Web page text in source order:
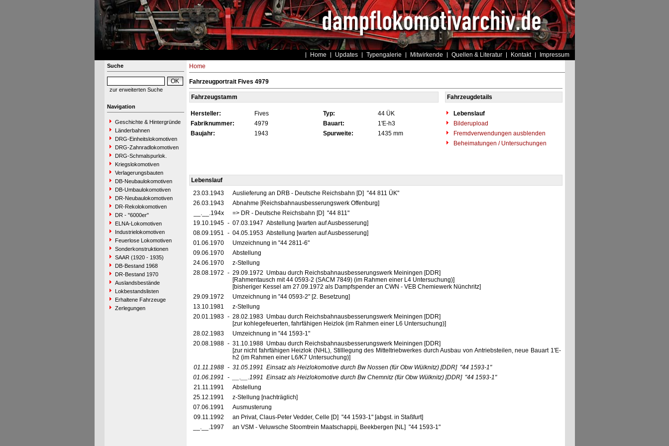
Home Updates Typengalerie Mitwirkende Quellen & Literatur Kontakt Impressum
Suche
zur erweiterten Suche
Navigation
Geschichte & Hintergründe
Länderbahnen
DRG-Einheitslokomotiven
DRG-Zahnradlokomotiven
DRG-Schmalspurlok.
Kriegslokomotiven
Verlagerungsbauten
DB-Neubaulokomotiven
DB-Umbaulokomotiven
DR-Neubaulokomotiven
DR-Rekolokomotiven
DR - "6000er"
ELNA-Lokomotiven
Industrielokomotiven
Feuerlose Lokomotiven
Sonderkonstruktionen
SAAR (1920 - 1935)
DB-Bestand 1968
DR-Bestand 1970
Auslandsbestände
Lokbestandslisten
Erhaltene Fahrzeuge
Zerlegungen
Home
Fahrzeugportrait Fives 4979
Fahrzeugstamm Fahrzeugdetails
Hersteller: Fives Typ: 44 ÜK
Lebenslauf
Fabriknummer:
4979 Bauart: 1'E-h3
Bilderupload
Baujahr:
1943 Spurweite: 1435 mm
Fremdverwendungen ausblenden
Beheimatungen / Untersuchungen
Lebenslauf
23.03.1943
Auslieferung an DRB - Deutsche Reichsbahn [D] "44 811 ÜK"
26.03.1943
Abnahme [Reichsbahnausbesserungswerk Offenburg]
__.__.194x
=> DR - Deutsche Reichsbahn [D] "44 811"
19.10.1945 - 07.03.1947 Abstellung [warten auf Ausbesserung]
08.09.1951 - 04.05.1953 Abstellung [warten auf Ausbesserung]
01.06.1970
Umzeichnung in "44 2811-6"
09.06.1970
Abstellung
24.06.1970
z-Stellung
28.08.1972 - 29.09.1972 Umbau durch Reichsbahnausbesserungswerk Meiningen [DDR]
[Rahmentausch mit 44 0593-2 (SACM 7849) (im Rahmen einer L4 Untersuchung)]
[bisheriger Kessel am 27.09.1972 als Dampfspender an CWN - VEB Chemiewerk Nünchritz]
29.09.1972
Umzeichnung in "44 0593-2" [2. Besetzung]
13.10.1981
z-Stellung
20.01.1983 - 28.02.1983 Umbau durch Reichsbahnausbesserungswerk Meiningen [DDR]
[zur kohlegefeuerten, fahrfähigen Heizlok (im Rahmen einer L6 Untersuchung)]
28.02.1983
Umzeichnung in "44 1593-1"
20.08.1988 - 31.10.1988 Umbau durch Reichsbahnausbesserungswerk Meiningen [DDR]
[zur nicht fahrfähigen Heizlok (NHL), Stilllegung des Mitteltriebwerkes durch Ausbau von Antriebsteilen, neue Bauart 1'E-
h2 (im Rahmen einer L6/K7 Untersuchung)]
01.11.1988 - 31.05.1991 Einsatz als Heizlokomotive durch Bw Nossen (für Obw Wülknitz) [DDR] "44 1593-1"
01.06.1991 - __.__.1991 Einsatz als Heizlokomotive durch Bw Chemnitz (für Obw Wülknitz) [DDR] "44 1593-1"
21.11.1991
Abstellung
25.12.1991
z-Stellung [nachträglich]
07.06.1991
Ausmusterung
09.11.1992
an Privat, Claus-Peter Vedder, Celle [D] "44 1593-1" [abgst. in Staßfurt]
__.__.1997
an VSM - Veluwsche Stoomtrein Maatschappij, Beekbergen [NL] "44 1593-1"